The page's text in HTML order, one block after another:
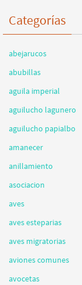
Categorías
abejarucos
abubillas
aguila imperial
aguilucho lagunero
aguilucho papialbo
amanecer
anillamiento
asociacion
aves
aves esteparias
aves migratorias
aviones comunes
avocetas